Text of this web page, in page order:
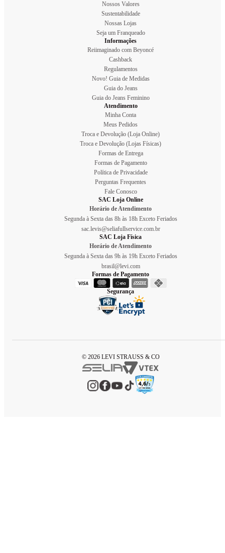
Nossos Valores
Sustentabilidade
Nossas Lojas
Seja um Franqueado
Informações
Reiimaginado com Beyoncé
Cashback
Regulamentos
Novo! Guia de Medidas
Guia do Jeans
Guia do Jeans Feminino
Atendimento
Minha Conta
Meus Pedidos
Troca e Devolução (Loja Online)
Troca e Devolução (Lojas Físicas)
Formas de Entrega
Formas de Pagamento
Política de Privacidade
Perguntas Frequentes
Fale Conosco
SAC Loja Online
Horário de Atendimento
Segunda à Sexta das 8h às 18h Exceto Feriados
sac.levis@seliafullservice.com.br
SAC Loja Física
Horário de Atendimento
Segunda à Sexta das 9h às 19h Exceto Feriados
brasil@levi.com
Formas de Pagamento
Segurança
© 2026 LEVI STRAUSS & CO